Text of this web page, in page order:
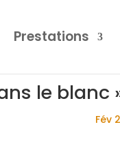
Prestations
le
Fév